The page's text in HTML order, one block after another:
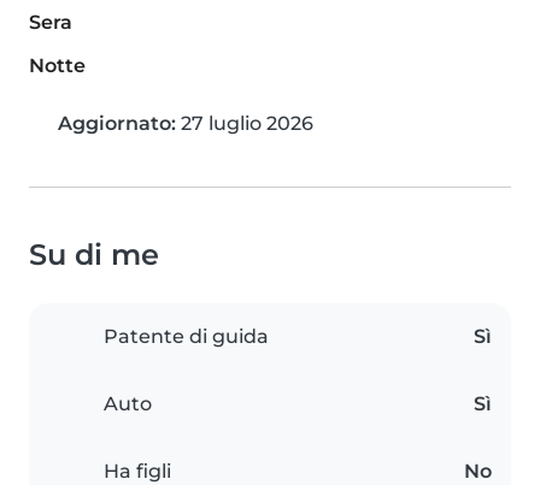
Sera
Notte
Aggiornato: 27 luglio 2026
Su di me
Patente di guida Sì
Auto Sì
Ha figli No